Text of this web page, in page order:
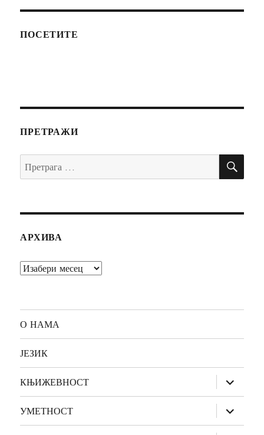
ПОСЕТИТЕ
ПРЕТРАЖИ
Претрага
за:
АРХИВА
Архива
О НАМА
ЈЕЗИК
КЊИЖЕВНОСТ
прошири
изборник
дете
УМЕТНОСТ
прошири
изборник
дете